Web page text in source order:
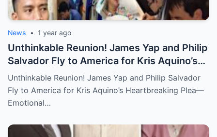
News • 1 year ago
Unthinkable Reunion! James Yap and Philip
Salvador Fly to America for Kris Aquino’s
Heartbreaking Plea—Emotional Visit,
Hidden Tears, and a Final Wish that Shook
Everyone to the Core!
Unthinkable Reunion! James Yap and Philip Salvador
Fly to America for Kris Aquino’s Heartbreaking Plea—
Emotional…